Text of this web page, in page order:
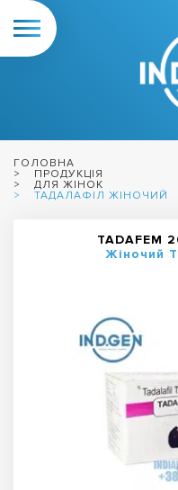
ГОЛОВНА
ПРОДУКЦІЯ
ДЛЯ ЖІНОК
ТАДАЛАФІЛ ЖІНОЧИЙ
TADAFEM
Жіночий